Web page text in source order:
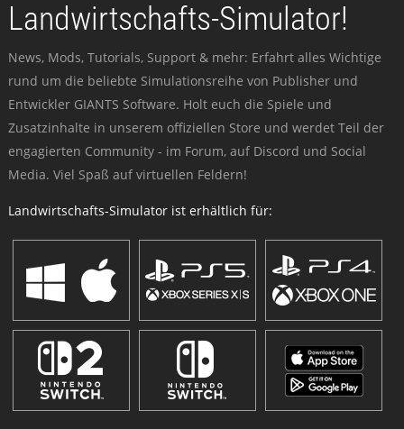
Landwirtschafts-Simulator!
News, Mods, Tutorials, Support & mehr: Erfahrt alles Wichtige
rund um die beliebte Simulationsreihe von Publisher und
Entwickler GIANTS Software. Holt euch die Spiele und
Zusatzinhalte in unserem offiziellen Store und werdet Teil der
engagierten Community - im Forum, auf Discord und Social
Media. Viel Spaß auf virtuellen Feldern!
Landwirtschafts-Simulator ist erhältlich für: